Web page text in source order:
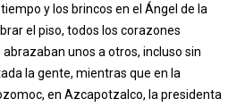
y los brincos en el Ángel de la
el piso, todos los corazones
unos a otros, incluso sin
la gente, mientras que en la
en Azcapotzalco, la presidenta